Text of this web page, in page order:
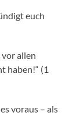
euch
vor allen
haben!“ (1
voraus – als